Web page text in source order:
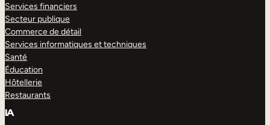
Services financiers
Secteur publique
Commerce de détail
Services informatiques et techniques
Santé
Éducation
Hôtellerie
Restaurants
IA